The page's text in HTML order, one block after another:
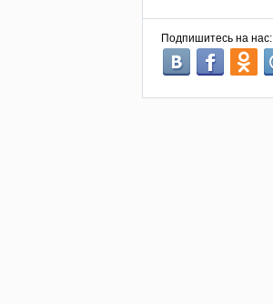
Подпишитесь на нас: